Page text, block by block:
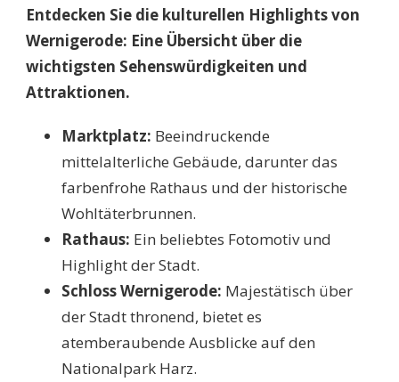
Entdecken Sie die kulturellen Highlights von
Wernigerode: Eine Übersicht über die
wichtigsten Sehenswürdigkeiten und
Attraktionen.
Marktplatz: Beeindruckende
mittelalterliche Gebäude, darunter das
farbenfrohe Rathaus und der historische
Wohltäterbrunnen.
Rathaus: Ein beliebtes Fotomotiv und
Highlight der Stadt.
Schloss Wernigerode: Majestätisch über
der Stadt thronend, bietet es
atemberaubende Ausblicke auf den
Nationalpark Harz.